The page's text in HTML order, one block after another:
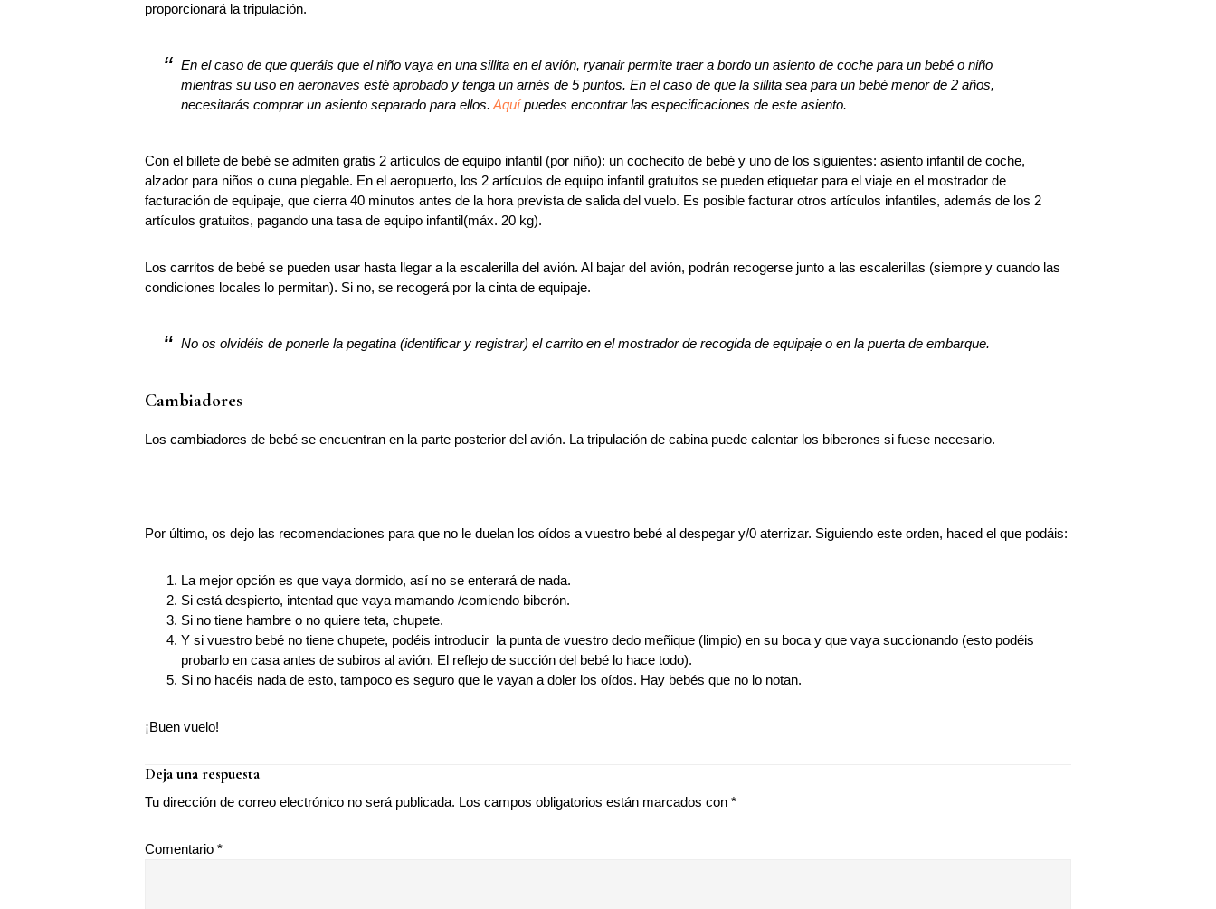
proporcionará la tripulación.
En el caso de que queráis que el niño vaya en una sillita en el avión, ryanair permite traer a bordo un asiento de coche para un bebé o niño
mientras su uso en aeronaves esté aprobado y tenga un arnés de 5 puntos. En el caso de que la sillita sea para un bebé menor de 2 años,
necesitarás comprar un asiento separado para ellos. Aquípuedes encontrar las especificaciones de este asiento.
Con el billete de bebé se admiten gratis 2 artículos de equipo infantil (por niño): un cochecito de bebé y uno de los siguientes: asiento infantil de coche,
alzador para niños o cuna plegable. En el aeropuerto, los 2 artículos de equipo infantil gratuitos se pueden etiquetar para el viaje en el mostrador de
facturación de equipaje, que cierra 40 minutos antes de la hora prevista de salida del vuelo. Es posible facturar otros artículos infantiles, además de los 2
artículos gratuitos, pagando una tasa de equipo infantil(máx. 20 kg).
Los carritos de bebé se pueden usar hasta llegar a la escalerilla del avión. Al bajar del avión, podrán recogerse junto a las escalerillas (siempre y cuando las
condiciones locales lo permitan). Si no, se recogerá por la cinta de equipaje.
No os olvidéis de ponerle la pegatina (identificar y registrar) el carrito en el mostrador de recogida de equipaje o en la puerta de embarque.
Cambiadores
Los cambiadores de bebé se encuentran en la parte posterior del avión. La tripulación de cabina puede calentar los biberones si fuese necesario.
Por último, os dejo las recomendaciones para que no le duelan los oídos a vuestro bebé al despegar y/0 aterrizar. Siguiendo este orden, haced el que podáis:
La mejor opción es que vaya dormido, así no se enterará de nada.
Si está despierto, intentad que vaya mamando /comiendo biberón.
Si no tiene hambre o no quiere teta, chupete.
Y si vuestro bebé no tiene chupete, podéis introducir la punta de vuestro dedo meñique (limpio) en su boca y que vaya succionando (esto podéis
probarlo en casa antes de subiros al avión. El reflejo de succión del bebé lo hace todo).
Si no hacéis nada de esto, tampoco es seguro que le vayan a doler los oídos. Hay bebés que no lo notan.
¡Buen vuelo!
Interacciones
con
los
Deja una respuesta
Tu dirección de correo electrónico no será publicada. Los campos obligatorios están marcados con *
Comentario *